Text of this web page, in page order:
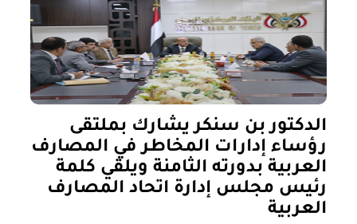
الدكتور بن سنكر يشارك بملتقى
رؤساء إدارات المخاطر في المصارف
العربية بدورته الثامنة ويلقي كلمة
رئيس مجلس إدارة اتحاد المصارف
العربية